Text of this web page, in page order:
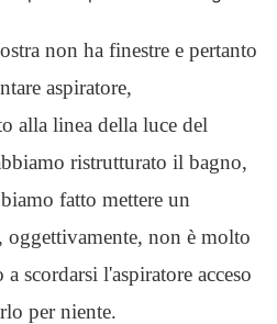
non ha finestre e pertanto
aspiratore,
alla linea della luce del
ristrutturato il bagno,
fatto mettere un
oggettivamente, non è molto
scordarsi l'aspiratore acceso
per niente.